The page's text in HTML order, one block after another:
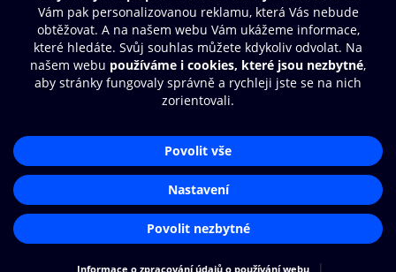
Další zábava
© O2 Czech Republic a.s.
Přístupnost
Zásady zpracování osobních údajů
Nastavení cookies
Aplikace O2 Knihovna
Čti a poslouchej své e-knihy a
audioknihy rychleji a pohodlněji.